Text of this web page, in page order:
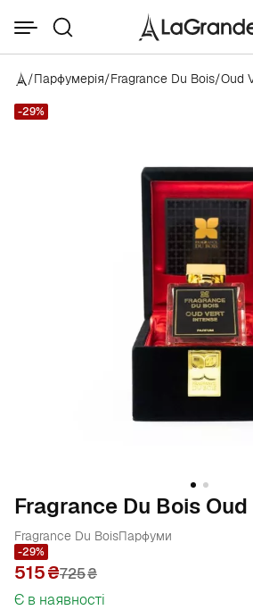
/Парфумерія/Fragrance Du Bois/Oud
-29%
Fragrance Du Bois
Fragrance Du BoisПарфуми
-29%
515 725₴
Є в наявності